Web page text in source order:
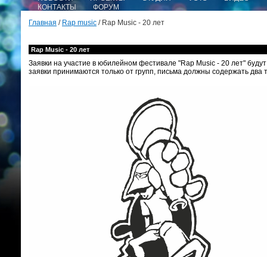
КОНТАКТЫ
ФОРУМ
Главная / Rap music / Rap Music - 20 лет
Rap Music - 20 лет
Заявки на участие в юбилейном фестивале "Rap Music - 20 лет"
заявки принимаются только от групп, письма должны содержать